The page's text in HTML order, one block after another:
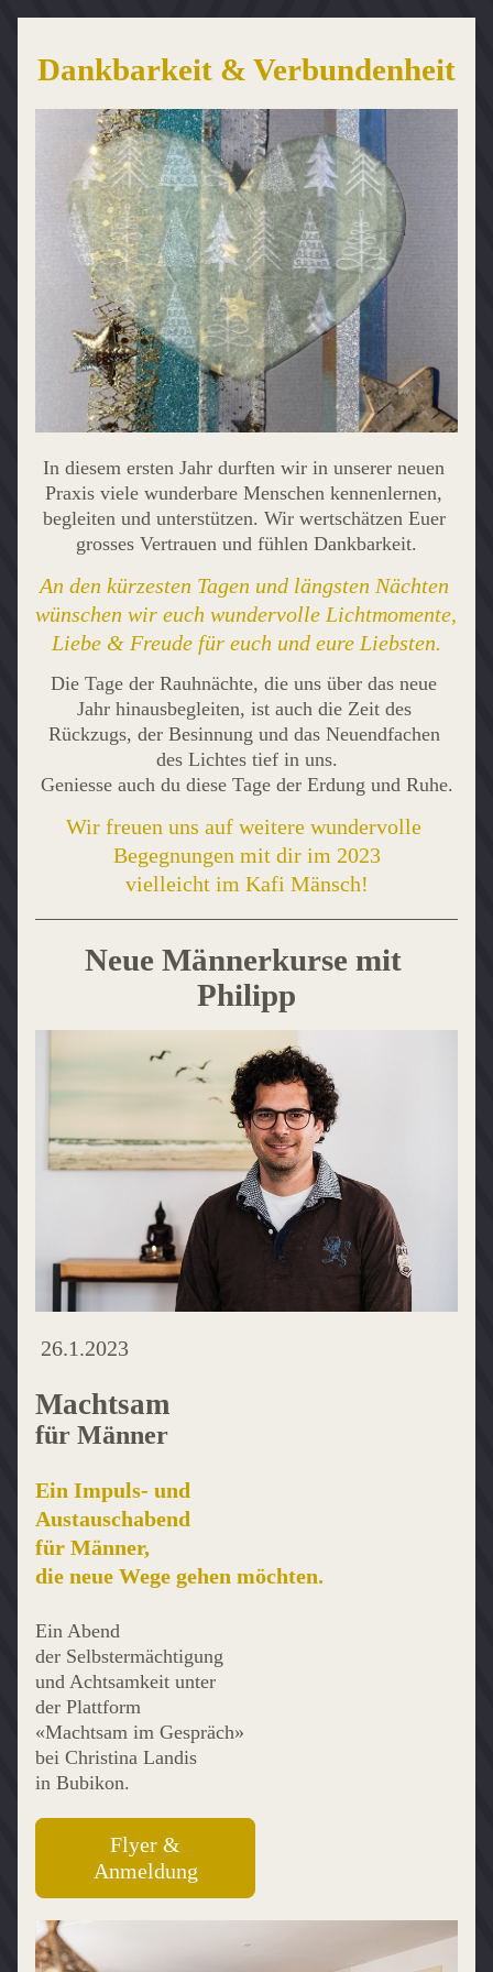
Dankbarkeit & Verbundenheit
In diesem ersten Jahr durften wir in unserer neuen
Praxis viele wunderbare Menschen kennenlernen,
begleiten und unterstützen. Wir wertschätzen Euer
grosses Vertrauen und fühlen Dankbarkeit.
An den kürzesten Tagen und längsten Nächten
wünschen wir euch wundervolle Lichtmomente,
Liebe & Freude für euch und eure Liebsten.
Die Tage der Rauhnächte, die uns über das neue
Jahr hinausbegleiten, ist auch die Zeit des
Rückzugs, der Besinnung und das Neuendfachen
des Lichtes tief in uns.
Geniesse auch du diese Tage der Erdung und Ruhe.
Wir freuen uns auf weitere wundervolle
Begegnungen mit dir im 2023
vielleicht im Kafi Mänsch!
Neue Männerkurse mit
Philipp
26.1.2023
Machtsam
für Männer
Ein Impuls- und
Austauschabend
für Männer,
die neue Wege gehen möchten.
Ein Abend
der Selbstermächtigung
und Achtsamkeit unter
der Plattform
«Machtsam im Gespräch»
bei Christina Landis
in Bubikon.
Flyer &
Anmeldung